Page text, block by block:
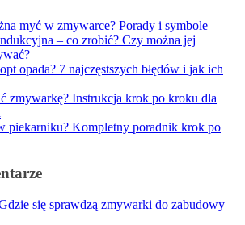
myć w zmywarce? Porady i symbole
– co zrobić? Czy można jej
opada? 7 najczęstszych błędów i jak ich
zmywarkę? Instrukcja krok po kroku dla
piekarniku? Kompletny poradnik krok po
się sprawdzą zmywarki do zabudowy